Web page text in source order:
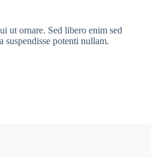
ut ornare. Sed libero enim sed
potenti nullam.